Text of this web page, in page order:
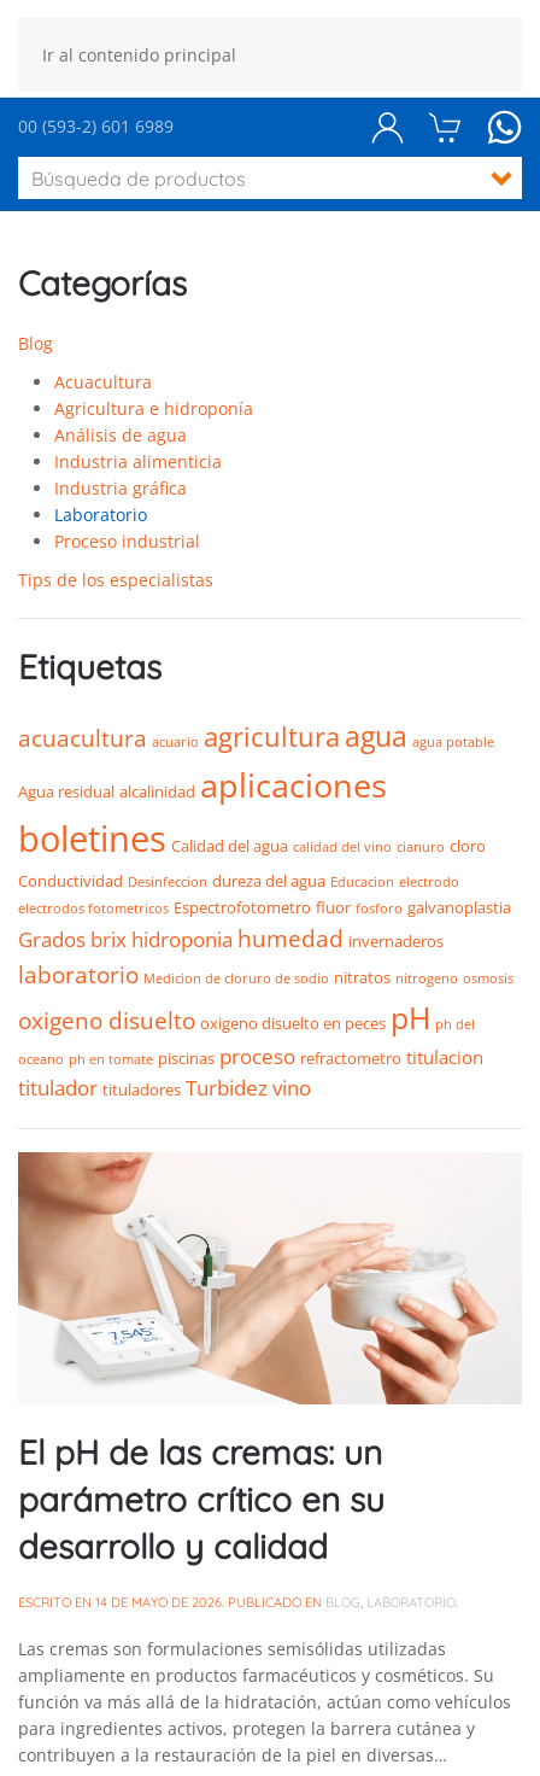
Ir al contenido principal
00 (593-2) 601 6989
Categorías
Blog
Acuacultura
Agricultura e hidroponía
Análisis de agua
Industria alimenticia
Industria gráfica
Laboratorio
Proceso industrial
Tips de los especialistas
Etiquetas
acuacultura acuario agriculturaagua agua potable
Agua residual alcalinidad aplicaciones
boletines Calidad del agua calidad del vino cianuro cloro
Conductividad Desinfeccion dureza del agua Educacion electrodo
electrodos fotometricos Espectrofotometro fluor fosforo galvanoplastia
Grados brix hidroponia humedad invernaderos
laboratorio Medicion de cloruro de sodio nitratos nitrogeno osmosis
oxigeno disuelto oxigeno disuelto en peces pH ph del
oceano ph en tomate piscinas proceso refractometro titulacion
titulador tituladores Turbidezvino
El pH de las cremas: un
parámetro crítico en su
desarrollo y calidad
ESCRITO EN 14 DE MAYO DE 2026 . PUBLICADO EN BLOG LABORATORIO
Las cremas son formulaciones semisólidas utilizadas
ampliamente en productos farmacéuticos y cosméticos. Su
función va más allá de la hidratación, actúan como vehículos
para ingredientes activos, protegen la barrera cutánea y
contribuyen a la restauración de la piel en diversas…